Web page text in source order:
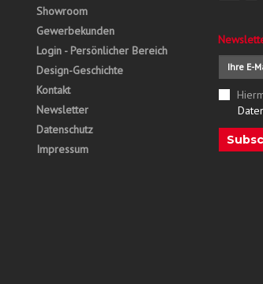
Showroom
Gewerbekunden
Login - Persönlicher Bereich
Design-Geschichte
Kontakt
Newsletter
Datenschutz
Impressum